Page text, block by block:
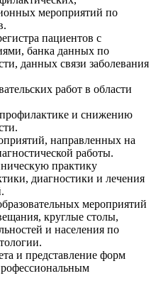
мероприятий по
пациентов с
банка данных по
данных связи заболевания
работ в области
и снижению
направленных на
работы.
практику
диагностики и лечения
мероприятий
круглые столы,
и населения по
и представление форм